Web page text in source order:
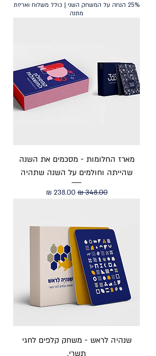
25% הנחה על המשחק השני | כולל משלוח ואריזת
מתנה
מארז החלומות - מסכמים את השנה
שהייתה וחולמים על השנה שתהיה
מחיר רגיל‏348.00 ‏₪ מחיר מבצע
שנהיה לראש - משחק קלפים לחגי
תשרי.